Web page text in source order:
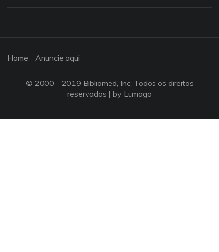
Home Anuncie aqui
© 2000 - 2019 Bibliomed, Inc. Todos os direitos
reservados | by Lumago